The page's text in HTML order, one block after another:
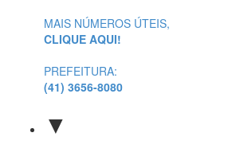
MAIS NÚMEROS ÚTEIS,
CLIQUE AQUI!
PREFEITURA:
(41) 3656-8080
▼